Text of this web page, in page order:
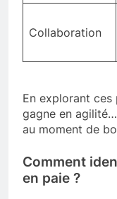
Collaboration
En explorant
gagne en
au moment de
Comment
en paie ?